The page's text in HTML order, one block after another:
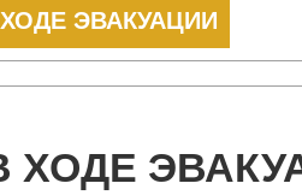
ЭВАКУАЦИИ
ХОДЕ